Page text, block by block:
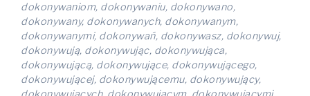
dokonywaniom, dokonywaniu, dokonywano,
dokonywany, dokonywanych, dokonywanym,
dokonywanymi, dokonywań, dokonywasz, dokonywuj,
dokonywują, dokonywując, dokonywująca,
dokonywującą, dokonywujące, dokonywującego,
dokonywującej, dokonywującemu, dokonywujący,